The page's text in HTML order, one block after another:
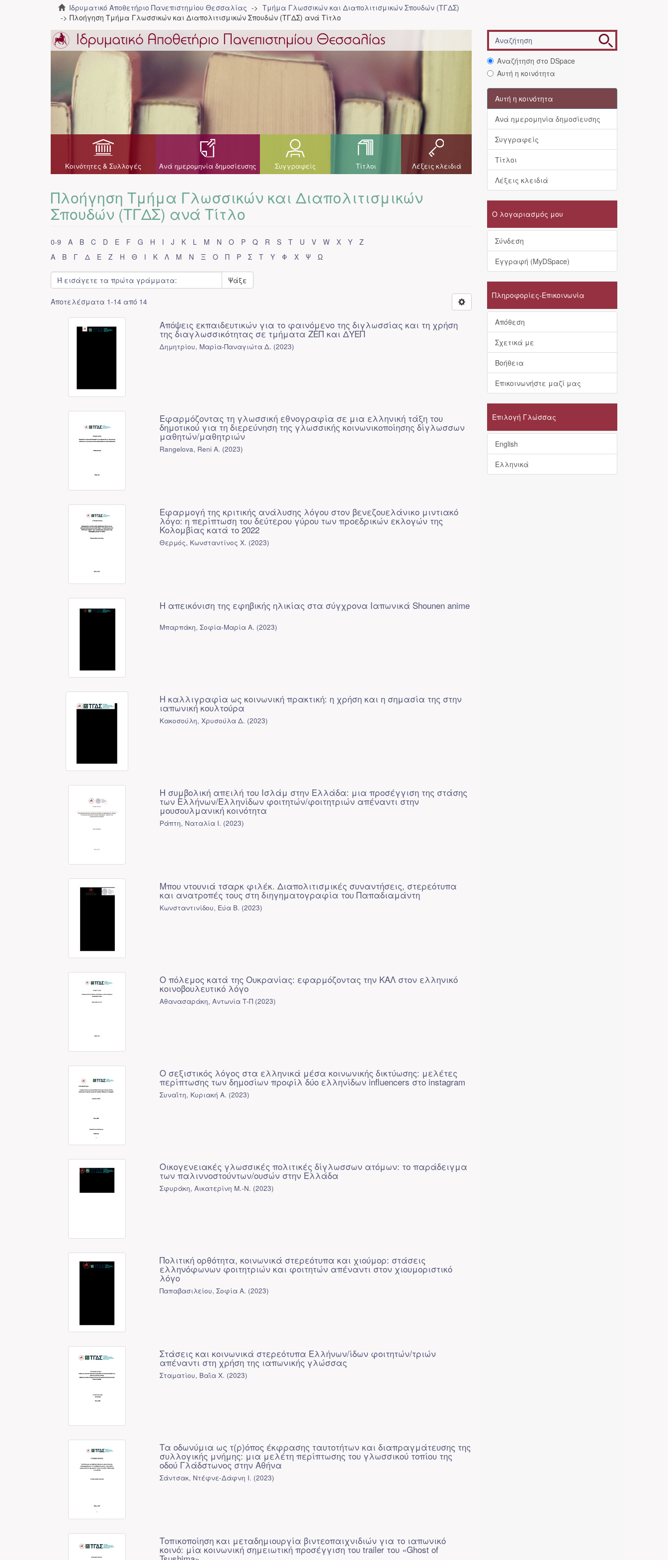
Ιδρυματικό Αποθετήριο Πανεπιστημίου Θεσσαλίας
Τμήμα Γλωσσικών και Διαπολιτισμικών Σπουδών (ΤΓΔΣ)
Πλοήγηση Τμήμα Γλωσσικών και Διαπολιτισμικών Σπουδών (ΤΓΔΣ) ανά Τίτλο
Κοινότητες & Συλλογές Ανά ημερομηνία δημοσίευσης Συγγραφείς Τίτλοι Λέξεις κλειδιά
Πλοήγηση Τμήμα Γλωσσικών και Διαπολιτισμικών
Σπουδών (ΤΓΔΣ) ανά Τίτλο
0-9 A B C D E F G H I J K L M N O P Q R S T U V W X Y
Z
Α
Β Γ Δ Ε Ζ Η Θ Ι Κ Λ Μ Ν Ξ Ο Π Ρ Σ Τ Υ Φ Χ Ψ Ω
Ψάξε
Αποτελέσματα 1-14 από 14
Απόψεις εκπαιδευτικών για το φαινόμενο της διγλωσσίας και τη χρήση
της διαγλωσσικότητας σε τμήματα ΖΕΠ και ΔΥΕΠ
Δημητρίου, Μαρία-Παναγιώτα Δ. (2023)
Εφαρμόζοντας τη γλωσσική εθνογραφία σε μια ελληνική τάξη του
δημοτικού για τη διερεύνηση της γλωσσικής κοινωνικοποίησης δίγλωσσων
μαθητών/μαθητριών
Rangelova, Reni A. (2023)
Εφαρμογή της κριτικής ανάλυσης λόγου στον βενεζουελάνικο μιντιακό
λόγο: η περίπτωση του δεύτερου γύρου των προεδρικών εκλογών της
Κολομβίας κατά το 2022
Θερμός, Κωνσταντίνος Χ. (2023)
Η απεικόνιση της εφηβικής ηλικίας στα σύγχρονα Ιαπωνικά Shounen anime
Μπαρπάκη, Σοφία-Μαρία Α. (2023)
Η καλλιγραφία ως κοινωνική πρακτική: η χρήση και η σημασία της στην
ιαπωνική κουλτούρα
Κακοσούλη, Χρυσούλα Δ. (2023)
Η συμβολική απειλή του Ισλάμ στην Ελλάδα: μια προσέγγιση της στάσης
των Ελλήνων/Ελληνίδων φοιτητών/φοιτητριών απέναντι στην
μουσουλμανική κοινότητα
Ράπτη, Ναταλία Ι. (2023)
Μπου ντουνιά τσαρκ φιλέκ. Διαπολιτισμικές συναντήσεις, στερεότυπα
και ανατροπές τους στη διηγηματογραφία του Παπαδιαμάντη
Κωνσταντινίδου, Εύα Β. (2023)
Ο πόλεμος κατά της Ουκρανίας: εφαρμόζοντας την ΚΑΛ στον ελληνικό
κοινοβουλευτικό λόγο
Αθανασαράκη, Αντωνία Τ-Π (2023)
Ο σεξιστικός λόγος στα ελληνικά μέσα κοινωνικής δικτύωσης: μελέτες
περίπτωσης των δημοσίων προφίλ δύο ελληνίδων influencers στο instagram
Συναΐτη, Κυριακή Α. (2023)
Οικογενειακές γλωσσικές πολιτικές δίγλωσσων ατόμων: το παράδειγμα
των παλιννοστούντων/ουσών στην Ελλάδα
Σφυράκη, Αικατερίνη Μ.-Ν. (2023)
Πολιτική ορθότητα, κοινωνικά στερεότυπα και χιούμορ: στάσεις
ελληνόφωνων φοιτητριών και φοιτητών απέναντι στον χιουμοριστικό
λόγο
Παπαβασιλείου, Σοφία Α. (2023)
Στάσεις και κοινωνικά στερεότυπα Ελλήνων/ίδων φοιτητών/τριών
απέναντι στη χρήση της ιαπωνικής γλώσσας
Σταματίου, Βαΐα Χ. (2023)
Τα οδωνύμια ως τ(ρ)όπος έκφρασης ταυτοτήτων και διαπραγμάτευσης της
συλλογικής μνήμης: μια μελέτη περίπτωσης του γλωσσικού τοπίου της
οδού Γλάδστωνος στην Αθήνα
Σάντσακ, Ντέφνε-Δάφνη Ι. (2023)
Τοπικοποίηση και μεταδημιουργία βιντεοπαιχνιδιών για το ιαπωνικό
κοινό: μία κοινωνική σημειωτική προσέγγιση του trailer του «Ghost of
Αναζήτηση στο DSpace
Αυτή η κοινότητα
Αυτή η κοινότητα
Ανά ημερομηνία δημοσίευσης
Συγγραφείς
Τίτλοι
Λέξεις κλειδιά
Ο λογαριασμός μου
Σύνδεση
Εγγραφή (MyDSpace)
Πληροφορίες-Επικοινωνία
Απόθεση
Σχετικά με
Βοήθεια
Επικοινωνήστε μαζί μας
Επιλογή Γλώσσας
English
Ελληνικά